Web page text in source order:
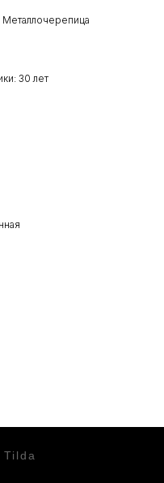
30 лет
Tilda